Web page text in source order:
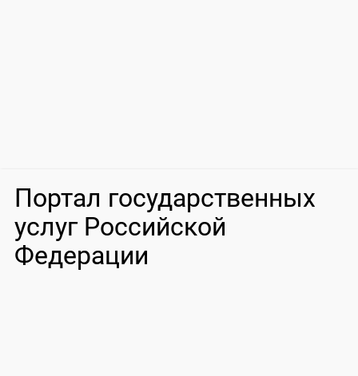
Портал государственных
услуг Российской
Федерации